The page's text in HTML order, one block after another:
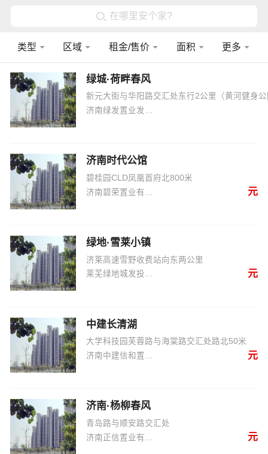
在哪里安个家?
类型 区域 租金/售价 面积 更多
绿城·荷畔春风
新元大街与华阳路交汇处东行2公里（黄河健身
济南绿发置业发展有限公司
济南时代公馆
碧桂园CLD凤凰首府北800米
元
绿地·雪莱小镇
济莱高速雪野收费站向东两公里
莱芜绿地城发投资开发有限公司
元
中建长清湖
大学科技园芙蓉路与海棠路交汇处路北50米
济南中建信和置业有限公司
元
济南·杨柳春风
青岛路与顺安路交汇处
元